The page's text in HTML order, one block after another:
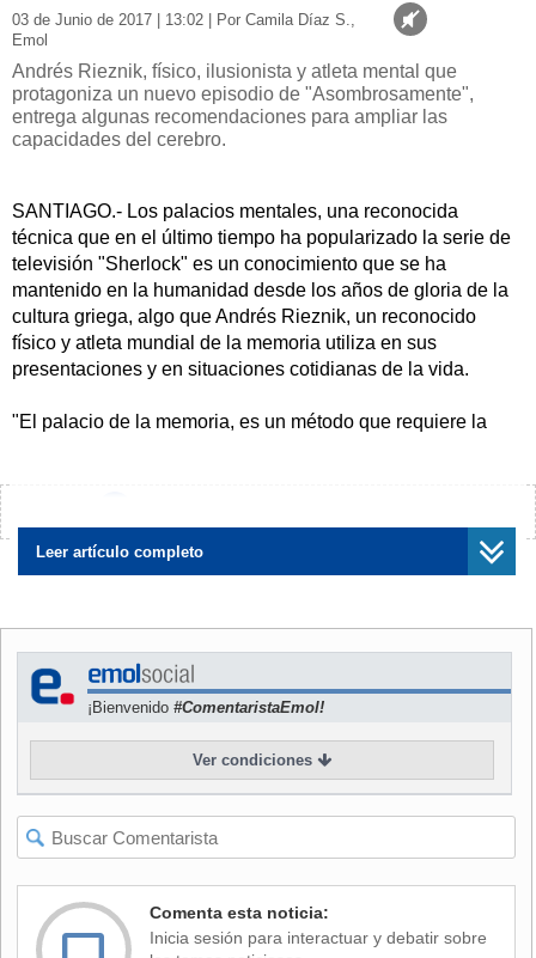
03 de Junio de 2017 | 13:02 | Por Camila Díaz S.,
Emol
Andrés Rieznik, físico, ilusionista y atleta mental que
protagoniza un nuevo episodio de "Asombrosamente",
entrega algunas recomendaciones para ampliar las
capacidades del cerebro.
SANTIAGO.- Los palacios mentales, una reconocida
técnica que en el último tiempo ha popularizado la serie de
televisión "Sherlock" es un conocimiento que se ha
mantenido en la humanidad desde los años de gloria de la
cultura griega, algo que Andrés Rieznik, un reconocido
físico y atleta mundial de la memoria utiliza en sus
presentaciones y en situaciones cotidianas de la vida.
"El palacio de la memoria, es un método que requiere la
automáticamente los recuerdo. Para eso he prememorizado
una lista de objetos y a medida que me van diciendo los
objetos que el público quiere que yo recuerde, hago
que yo tengo ya recordado previamente".
Este tipo de técnicas es algo sobre lo que Rieznik
profundiza en su episodio en la serie "Asombrosamente",
transmitida por el canal NatGeo en Chile y Latinoamérica, y
que destaca diversos aspectos de la neurociencia y las
capacidades del cerebro humano.
El experto asegura que esto tiene su base en que "nuestro
"Cada vez que queremos recordar un dato aburrido, lo que
tenemos que hacer es transformar ese dato aburrido, sea
Leer artículo completo
¡Bienvenido #ComentaristaEmol!
Ver condiciones
Comenta esta noticia:
Inicia sesión para interactuar y debatir sobre